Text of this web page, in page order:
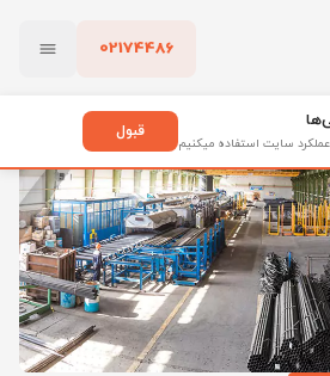
02174486
پاک کردن
سایت استفاده میکنیم
قبول